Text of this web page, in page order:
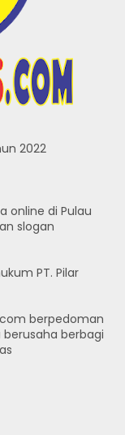
2022
online di Pulau
slogan
PT. Pilar
berpedoman
berbagi